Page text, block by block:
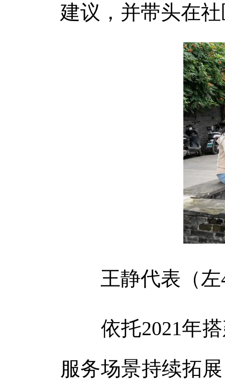
建议，并带头在
王静代表（左
依托2021年搭
服务场景持续拓